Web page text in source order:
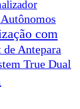
com
de Antepara
True Dual